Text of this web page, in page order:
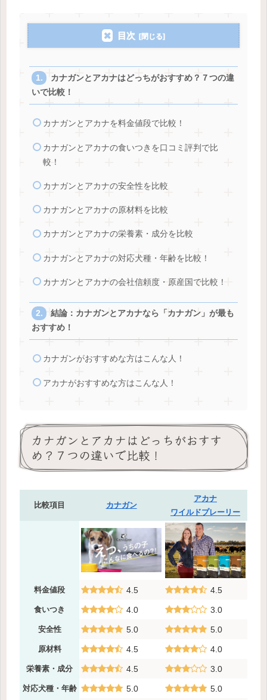
目次
カナガンとアカナはどっちがおすすめ？７つの違
いで比較！
カナガンとアカナを料金値段で比較！
カナガンとアカナの食いつきを口コミ評判で比
較！
カナガンとアカナの安全性を比較
カナガンとアカナの原材料を比較
カナガンとアカナの栄養素・成分を比較
カナガンとアカナの対応犬種・年齢を比較！
カナガンとアカナの会社信頼度・原産国で比較！
結論：カナガンとアカナなら「カナガン」が最も
おすすめ！
カナガンがおすすめな方はこんな人！
アカナがおすすめな方はこんな人！
カナガンとアカナはどっちがおすす
め？７つの違いで比較！
比較項目 カナガン
アカナ
ワイルドプレーリー
料金値段 4.5 4.5
食いつき 4.0 3.0
安全性 5.0 5.0
原材料 4.5 4.0
栄養素・成分 4.5 3.0
対応犬種・年齢 5.0 5.0